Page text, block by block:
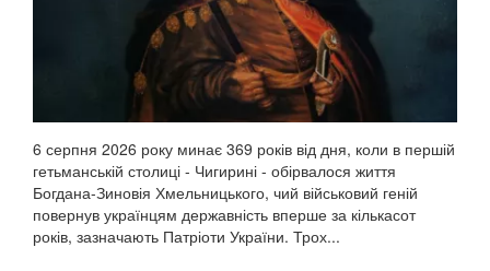
6 серпня 2026 року минає 369 років від дня, коли в першій
гетьманській столиці - Чигирині - обірвалося життя
Богдана-Зиновія Хмельницького, чий військовий геній
повернув українцям державність вперше за кількасот
років, зазначають Патріоти України. Трох...